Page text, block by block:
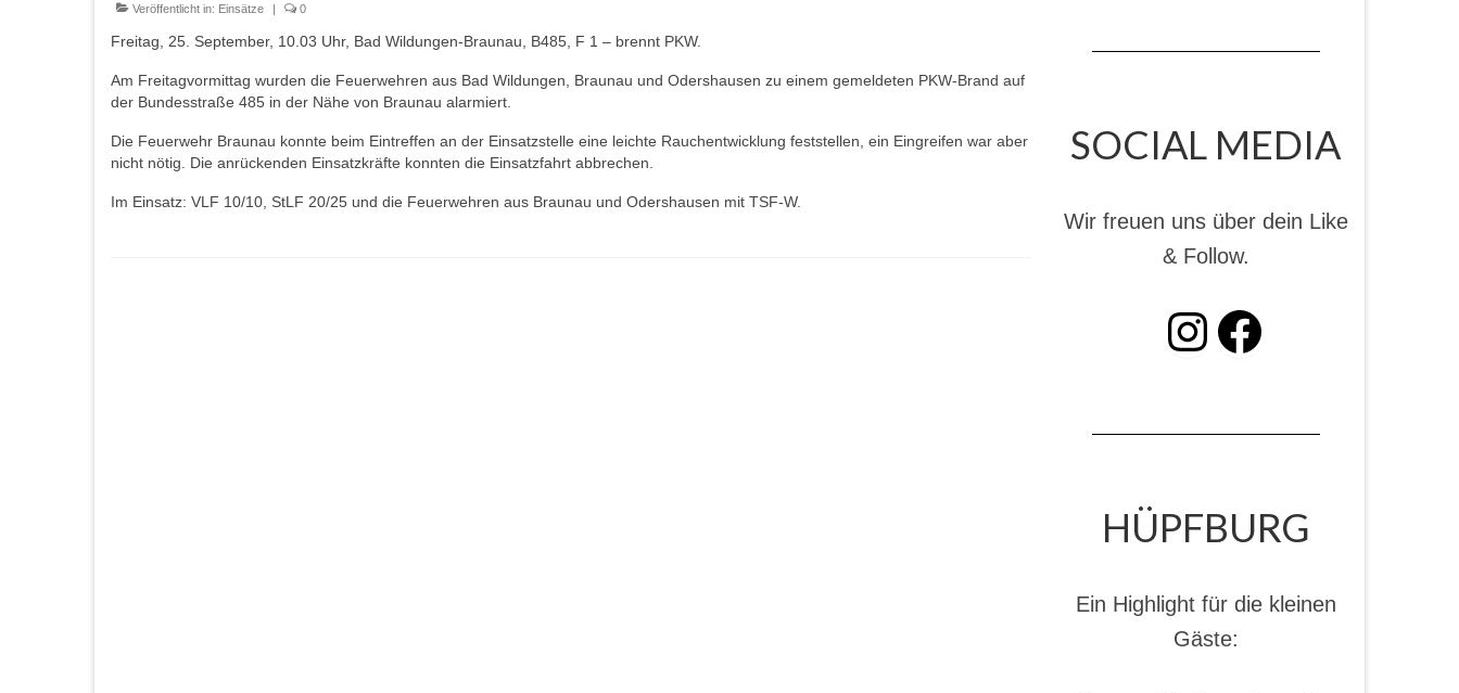
Veröffentlicht in: Einsätze | 0
Freitag, 25. September, 10.03 Uhr, Bad Wildungen-Braunau, B485, F 1 – brennt PKW.
Am Freitagvormittag wurden die Feuerwehren aus Bad Wildungen, Braunau und Odershausen zu einem gemeldeten PKW-Brand auf
der Bundesstraße 485 in der Nähe von Braunau alarmiert.
Die Feuerwehr Braunau konnte beim Eintreffen an der Einsatzstelle eine leichte Rauchentwicklung feststellen, ein Eingreifen war aber
nicht nötig. Die anrückenden Einsatzkräfte konnten die Einsatzfahrt abbrechen.
Im Einsatz: VLF 10/10, StLF 20/25 und die Feuerwehren aus Braunau und Odershausen mit TSF-W.
SOCIAL MEDIA
Wir freuen uns über dein Like
& Follow.
INSTAGRAM Facebook
HÜPFBURG
Ein Highlight für die kleinen
Gäste: